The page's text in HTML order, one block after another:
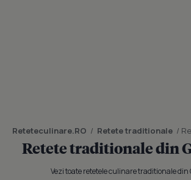
Reteteculinare.RO / Retete traditionale /
Retete traditionale din
Vezi toate retetele culinare traditionale din